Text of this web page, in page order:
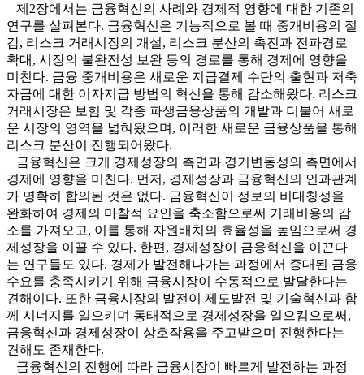
제2장에서는 금융혁신의 사례와 경제적 영향에 대한 기존의
연구를 살펴본다. 금융혁신은 기능적으로 볼 때 중개비용의 절
감, 리스크 거래시장의 개설, 리스크 분산의 촉진과 전파경로
확대, 시장의 불완전성 보완 등의 경로를 통해 경제에 영향을
미친다. 금융 중개비용은 새로운 지급결제 수단의 출현과 저축
자금에 대한 이자지급 방법의 혁신을 통해 감소해왔다. 리스크
거래시장은 보험 및 각종 파생금융상품의 개발과 더불어 새로
운 시장의 영역을 넓혀왔으며, 이러한 새로운 금융상품을 통해
리스크 분산이 진행되어왔다.
금융혁신은 크게 경제성장의 측면과 경기변동성의 측면에서
경제에 영향을 미친다. 먼저, 경제성장과 금융혁신의 인과관계
가 명확히 합의된 것은 없다. 금융혁신이 정보의 비대칭성을
완화하여 경제의 마찰적 요인을 축소함으로써 거래비용의 감
소를 가져오고, 이를 통해 자원배치의 효율성을 높임으로써 경
제성장을 이끌 수 있다. 한편, 경제성장이 금융혁신을 이끈다
는 연구들도 있다. 경제가 발전해나가는 과정에서 증대된 금융
수요를 충족시키기 위해 금융시장이 수동적으로 발달한다는
견해이다. 또한 금융시장의 발전이 제도발전 및 기술혁신과 함
께 시너지를 일으키며 동태적으로 경제성장을 일으킴으로써,
금융혁신과 경제성장이 상호작용을 주고받으며 진행한다는
견해도 존재한다.
금융혁신의 진행에 따라 금융시장이 빠르게 발전하는 과정